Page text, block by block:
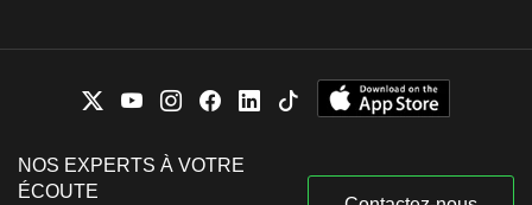
NOS EXPERTS À VOTRE
ÉCOUTE